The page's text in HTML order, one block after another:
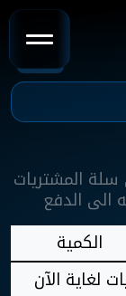
سلة المشتريات
الى الدفع
الكمية
لغاية الآن